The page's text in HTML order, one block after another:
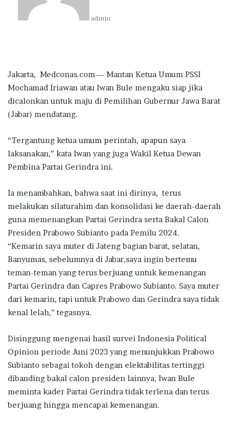
admin
Jakarta, Medconas.com— Mantan Ketua Umum PSSI
Mochamad Iriawan atau Iwan Bule mengaku siap jika
dicalonkan untuk maju di Pemilihan Gubernur Jawa Barat
(Jabar) mendatang.
“Tergantung ketua umum perintah, apapun saya
laksanakan,” kata Iwan yang juga Wakil Ketua Dewan
Pembina Partai Gerindra ini.
Ia menambahkan, bahwa saat ini dirinya, terus
melakukan silaturahim dan konsolidasi ke daerah-daerah
guna memenangkan Partai Gerindra serta Bakal Calon
Presiden Prabowo Subianto pada Pemilu 2024.
“Kemarin saya muter di Jateng bagian barat, selatan,
Banyumas, sebelumnya di Jabar,saya ingin bertemu
teman-teman yang terus berjuang untuk kemenangan
Partai Gerindra dan Capres Prabowo Subianto. Saya muter
dari kemarin, tapi untuk Prabowo dan Gerindra saya tidak
kenal lelah,” tegasnya.
Disinggung mengenai hasil survei Indonesia Political
Opinion periode Juni 2023 yang menunjukkan Prabowo
Subianto sebagai tokoh dengan elektabilitas tertinggi
dibanding bakal calon presiden lainnya, Iwan Bule
meminta kader Partai Gerindra tidak terlena dan terus
berjuang hingga mencapai kemenangan.